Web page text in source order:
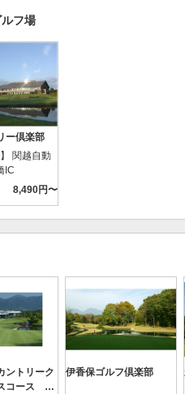
フ場
ー倶楽部
IC
8,490円〜
ントリーク
コース
伊香保ゴルフ倶楽部